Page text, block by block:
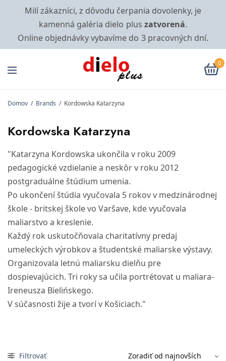
Milí zákazníci, z dôvodu čerpania dovolenky, je
kamenná galéria dielo plus zatvorená.
Online objednávky vybavíme do 3 pracovných dní.
0
Domov / Brands / Kordowska Katarzyna
Kordowska Katarzyna
"Katarzyna Kordowska ukončila v roku 2009
pedagogické vzdielanie a neskôr v roku 2012
postgraduálne štúdium umenia.
Po ukončení štúdia vyučovala 5 rokov v medzinárodnej
škole - britskej škole vo Varšave, kde vyučovala
maliarstvo a kreslenie.
Každý rok uskutočňovala charitatívny predaj
umeleckých výrobkov a študentské maliarske výstavy.
Organizovala letnú maliarsku dielňu pre
dospievajúcich. Tri roky sa učila portrétovat u maliara-
Ireneusza Bielińskego.
V súčasnosti žije a tvorí v Košiciach."
Filtrovať